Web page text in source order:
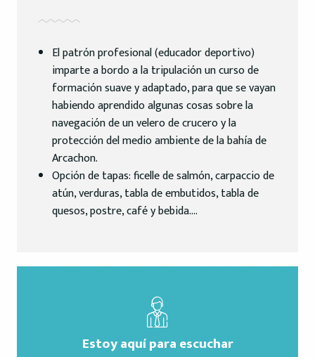
El patrón profesional (educador deportivo)
imparte a bordo a la tripulación un curso de
formación suave y adaptado, para que se vayan
habiendo aprendido algunas cosas sobre la
navegación de un velero de crucero y la
protección del medio ambiente de la bahía de
Arcachon.
Opción de tapas: ficelle de salmón, carpaccio de
atún, verduras, tabla de embutidos, tabla de
quesos, postre, café y bebida….
Estoy aquí para escuchar